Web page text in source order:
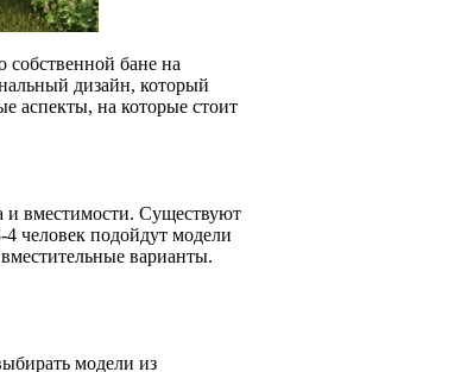
собственной бане на
дизайн, который
аспекты, на которые стоит
и вместимости. Существуют
человек подойдут модели
варианты.
модели из